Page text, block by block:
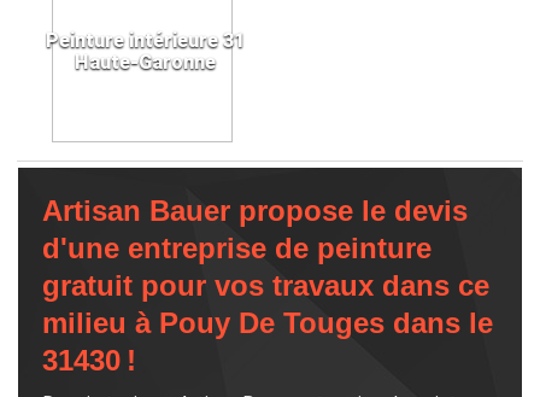
Peinture intérieure 31
Haute-Garonne
Artisan Bauer propose le devis
d'une entreprise de peinture
gratuit pour vos travaux dans ce
milieu à Pouy De Touges dans le
31430 !